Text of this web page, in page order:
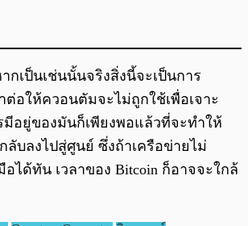
กเป็นเช่นนั้นจริงสิ่งนี้จะเป็นการ
อให้ควอนตัมจะไม่ถูกใช้เพื่อเจาะ
มีอยู่ของมันก็เพียงพอแล้วที่จะทำให้
ลับลงไปสู่ศูนย์ ซึ่งถ้าเครือข่ายไม่
ได้ทัน เวลาของ Bitcoin ก็อาจจะใกล้